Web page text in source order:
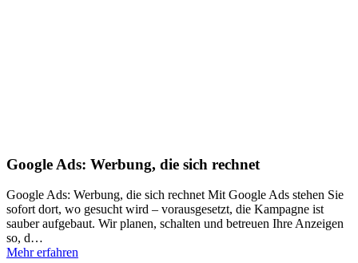
Google Ads: Werbung, die sich rechnet
Google Ads: Werbung, die sich rechnet Mit Google Ads stehen Sie
sofort dort, wo gesucht wird – vorausgesetzt, die Kampagne ist
sauber aufgebaut. Wir planen, schalten und betreuen Ihre Anzeigen
so, d…
Mehr erfahren